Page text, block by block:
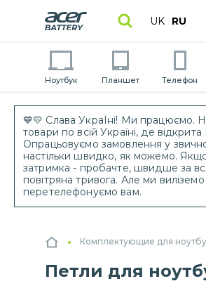
💙💛 Слава УкраЇні! Ми працюємо.
товари по всій Україні, де
Опрацьовуємо замовлення у
настільки швидко, як можемо.
затримка - пробачте, швидше за
повітряна тривога. Але ми виліземо
перетелефонуємо вам.
UK RU
Ноутбук Планшет Телефон
Комплектующие для
Петли для